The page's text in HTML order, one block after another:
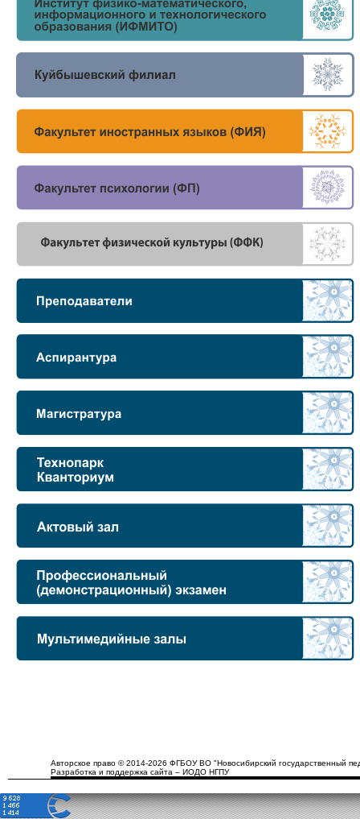
Авторское право © 2014-2026 ФГБОУ ВО "Новосибирский государственный
Разработка и поддержка сайта – ИОДО НГПУ